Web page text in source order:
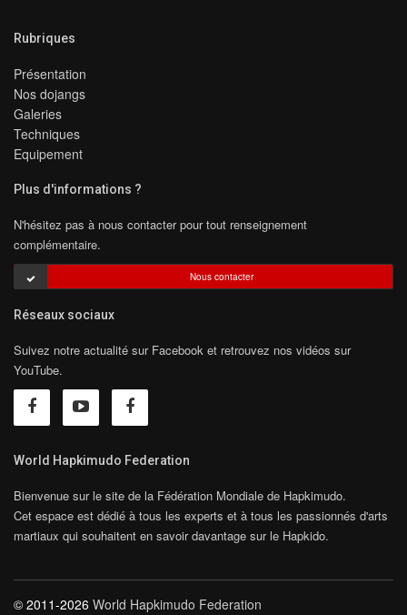
Rubriques
Présentation
Nos dojangs
Galeries
Techniques
Equipement
Plus d'informations ?
N'hésitez pas à nous contacter pour tout renseignement
complémentaire.
Nous contacter
Réseaux sociaux
Suivez notre actualité sur Facebook et retrouvez nos vidéos sur
YouTube.
World Hapkimudo Federation
Bienvenue sur le site de la Fédération Mondiale de Hapkimudo.
Cet espace est dédié à tous les experts et à tous les passionnés d'arts
martiaux qui souhaitent en savoir davantage sur le Hapkido.
© 2011-2026 World Hapkimudo Federation